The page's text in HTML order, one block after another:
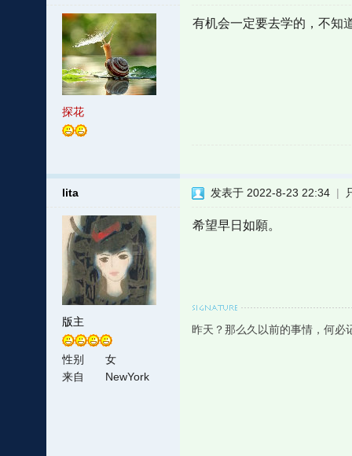
探花
有机会一定要去学的，不知
lita
版主
性别
女
来自
NewYork
发表于 2022-8-23 22:34 |
希望早日如願。
昨天？那么久以前的事情，何必